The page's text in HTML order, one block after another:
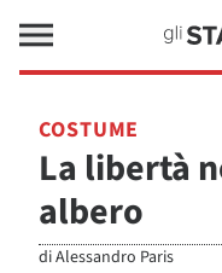
COSTUME
La libertà
albero
diAlessandro Paris